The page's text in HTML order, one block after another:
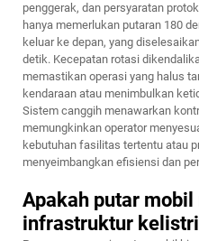
penggerak, dan persyaratan
hanya memerlukan putaran 180
keluar ke depan, yang
detik. Kecepatan rotasi
memastikan operasi yang halus
kendaraan atau menimbulkan
Sistem canggih menawarkan
memungkinkan operator
kebutuhan fasilitas tertentu atau
menyeimbangkan efisiensi dan
Apakah putar
infrastruktur